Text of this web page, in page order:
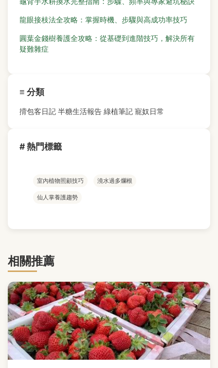
龍眼接枝法全攻略：掌握時機、步驟與高成功率技巧
圓葉金錢樹養護全攻略：從基礎到進階技巧，解決所有
疑難雜症
≡ 分類
揹包客日記 半糖生活報告 綠植筆記 寵奴日常
# 熱門標籤
室內植物照顧技巧 澆水過多爛根
仙人掌養護趨勢
相關推薦